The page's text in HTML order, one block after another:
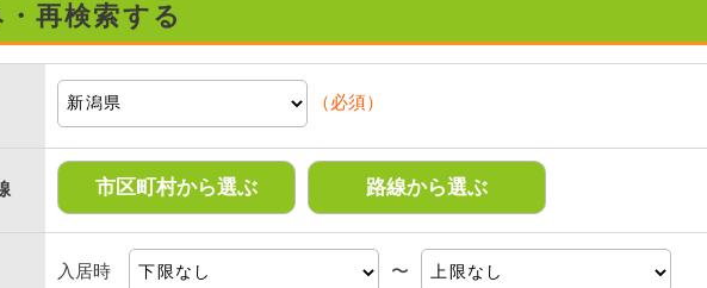
再検索する
（必須）
市区町村から選ぶ 路線から選ぶ
入居時 〜